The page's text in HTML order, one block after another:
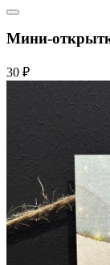
Мини-
30 ₽